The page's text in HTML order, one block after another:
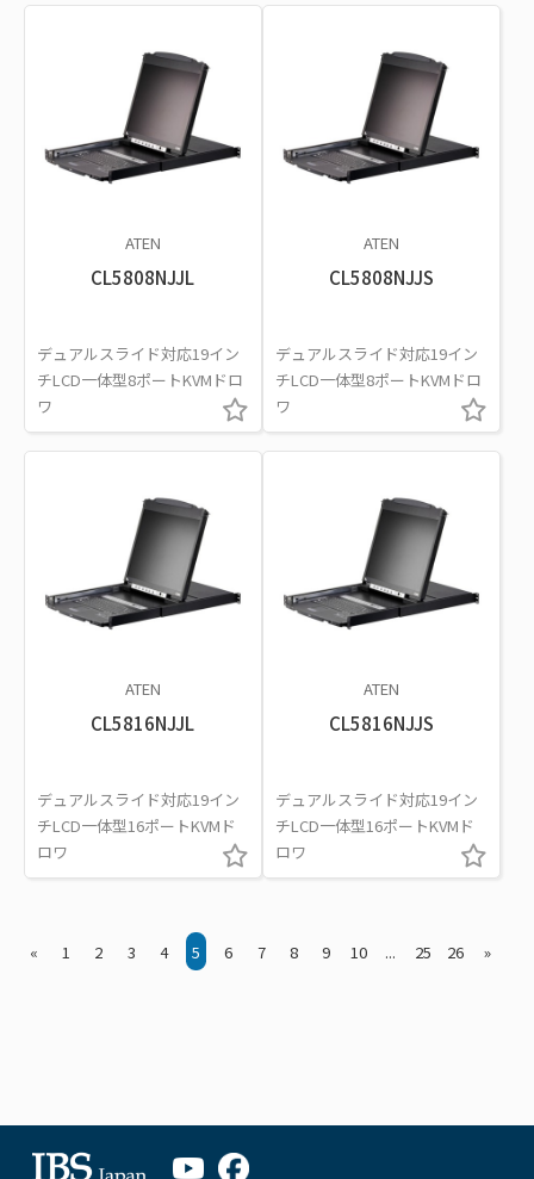
ATEN
CL5808NJJL
デュアルスライド対応19イン
チLCD一体型8ポートKVMドロ
ワ
ATEN
CL5808NJJS
デュアルスライド対応19イン
チLCD一体型8ポートKVMドロ
ワ
ATEN
CL5816NJJL
デュアルスライド対応19イン
チLCD一体型16ポートKVMド
ロワ
ATEN
CL5816NJJS
デュアルスライド対応19イン
チLCD一体型16ポートKVMド
ロワ
« 1 2 3 4 5 6 7 8 9 10 ... 25 26 »